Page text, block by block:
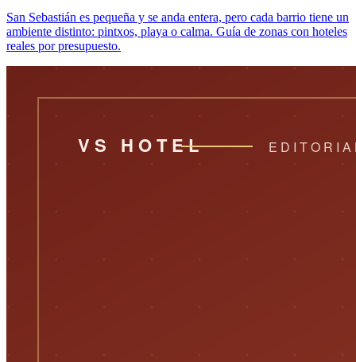
San Sebastián es pequeña y se anda entera, pero cada barrio tiene un
ambiente distinto: pintxos, playa o calma. Guía de zonas con hoteles
reales por presupuesto.